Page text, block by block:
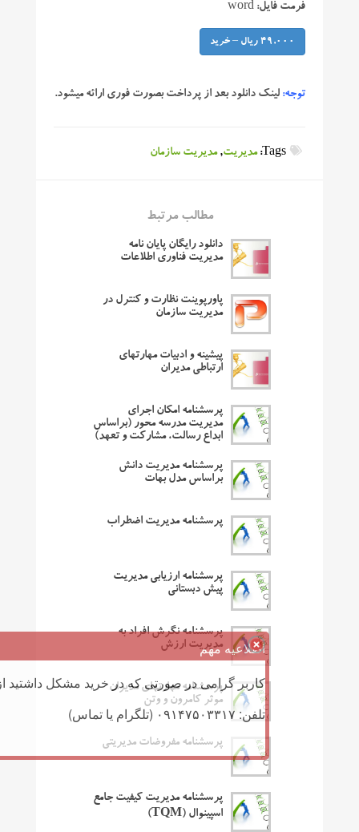
فرمت فایل: word
49,000 ریال – خرید
توجه: لینک دانلود بعد از پرداخت بصورت فوری ارائه میشود.
Tags: مدیریت,مدیریت سازمان
مطالب مرتبط
دانلود رایگان پایان نامه
مدیریت فناوری اطلاعات
پاورپوینت نظارت و کنترل در
مدیریت سازمان
پیشینه و ادبیات مهارتهای
ارتباطی مدیران
پرسشنامه امکان اجرای
مدیریت مدرسه محور (براساس
ابداع رسالت، مشارکت و تعهد)
پرسشنامه مدیریت دانش
براساس مدل بهات
پرسشنامه مدیریت اضطراب
پرسشنامه ارزیابی مدیریت
پیش دبستانی
پرسشنامه نگرش افراد به
مدیریت ارزش
پرسشنامه مهارتهای مدیران
موثر کامرون و وتن
پرسشنامه مفروضات مدیریتی
پرسشنامه مدیریت کیفیت جامع
اسپینوال (TQM)
اطلاعیه مهم
کاربر گرامی در صورتی که در خرید مشکل داشتید
تلفن: ۰۹۱۴۷۵۰۳۳۱۷ (تلگرام یا تماس)